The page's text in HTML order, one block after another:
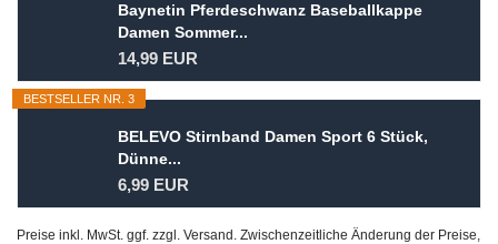
Baynetin Pferdeschwanz Baseballkappe
Damen Sommer...
14,99 EUR
BESTSELLER NR. 3
BELEVO Stirnband Damen Sport 6 Stück,
Dünne...
6,99 EUR
Preise inkl. MwSt. ggf. zzgl. Versand. Zwischenzeitliche Änderung der Preise,